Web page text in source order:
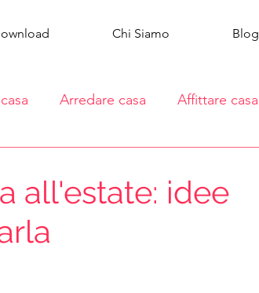
Chi Siamo Blog
Arredare casa Affittare casa
all'estate: idee